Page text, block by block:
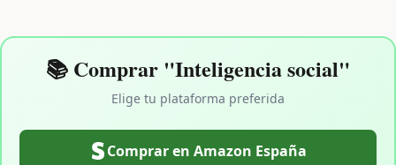
📚 Comprar "Inteligencia social"
Elige tu plataforma preferida
Comprar en Amazon España